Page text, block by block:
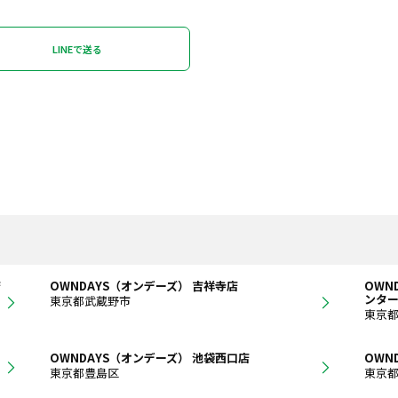
LINEで送る
OWNDAYS（オンデーズ） 吉祥寺店
東京都武蔵野市
ンタ
東京
OWNDAYS（オンデーズ） 池袋西口店
東京都豊島区
東京